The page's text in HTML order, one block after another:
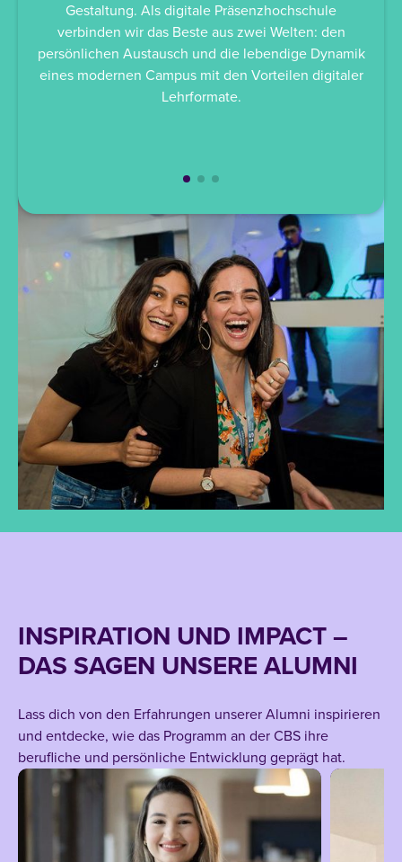
Gestaltung. Als digitale Präsenzhochschule
verbinden wir das Beste aus zwei Welten: den
persönlichen Austausch und die lebendige Dynamik
eines modernen Campus mit den Vorteilen digitaler
Lehrformate.
INSPIRATION UND IMPACT –
DAS SAGEN UNSERE ALUMNI
Lass dich von den Erfahrungen unserer Alumni inspirieren
und entdecke, wie das Programm an der CBS ihre
berufliche und persönliche Entwicklung geprägt hat.